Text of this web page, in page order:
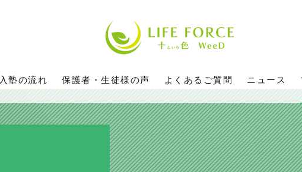
入塾の流れ 保護者・生徒様の声 よくあるご質問 ニュース